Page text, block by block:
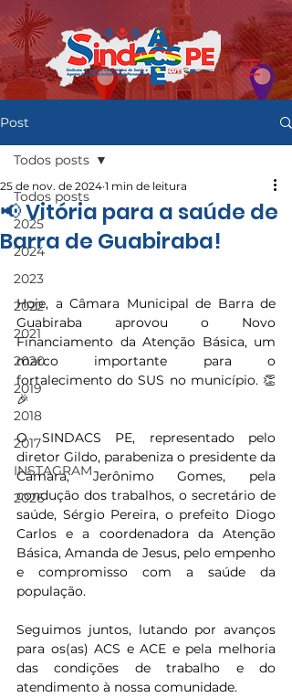
Post
Todos posts
2025
2024
2023
2022
2021
2020
2019
2018
2017
INSTAGRAM
2026
Todos posts
📢 Vitória para a saúde de
Barra de Guabiraba!
25 de nov. de 2024 1 min de leitura
Hoje, a Câmara Municipal de Barra de
Guabiraba aprovou o Novo
Financiamento da Atenção Básica, um
marco importante para o
fortalecimento do SUS no município. 👏
🎉
O SINDACS PE, representado pelo
diretor Gildo, parabeniza o presidente da
Câmara, Jerônimo Gomes, pela
condução dos trabalhos, o secretário de
saúde, Sérgio Pereira, o prefeito Diogo
Carlos e a coordenadora da Atenção
Básica, Amanda de Jesus, pelo empenho
e compromisso com a saúde da
população.
Seguimos juntos, lutando por avanços
para os(as) ACS e ACE e pela melhoria
das condições de trabalho e do
atendimento à nossa comunidade.